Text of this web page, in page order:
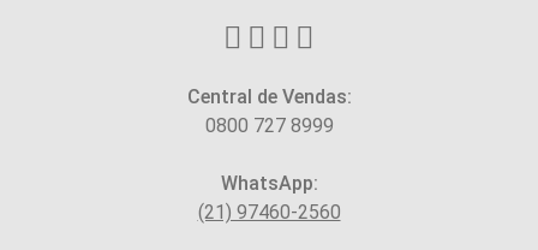
Central de Vendas:
0800 727 8999
WhatsApp:
(21) 97460-2560